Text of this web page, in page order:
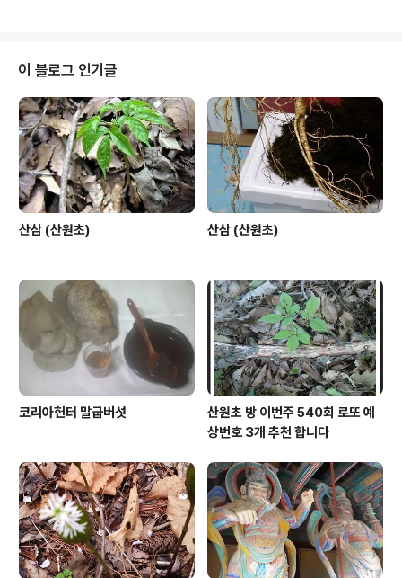
이 블로그 인기글
산삼 (산원초) 산삼 (산원초)
코리아헌터 말굽버섯
산원초 방 이번주 540회 로또 예
상번호 3개 추천 합니다